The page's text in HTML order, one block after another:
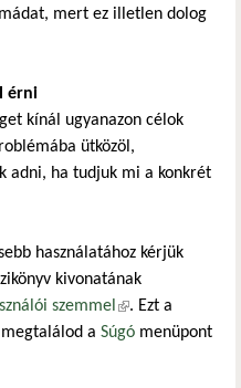
mert ez illetlen dolog
érni
kínál ugyanazon célok
ütközöl,
adni, ha tudjuk mi a konkrét
használatához kérjük
kivonatának
szemmel (külső hivatkozás)
. Ezt a
a Súgó menüpont